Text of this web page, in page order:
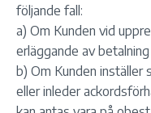
följande fall:
a) Om Kunden vid
erläggande av
b) Om Kunden inställer
eller inleder